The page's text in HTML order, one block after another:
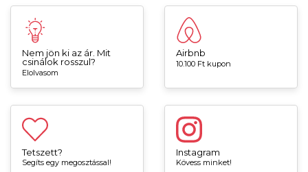
Nem jön ki az ár. Mit
csinálok rosszul?
Elolvasom
Airbnb
10.100 Ft kupon
Tetszett?
Segíts egy megosztással!
Instagram
Kövess minket!